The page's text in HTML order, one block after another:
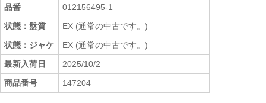
品番
012156495-1
状態：盤質
EX (通常の中古です。)
状態：ジャケ
EX (通常の中古です。)
最新入荷日
2025/10/2
商品番号
147204